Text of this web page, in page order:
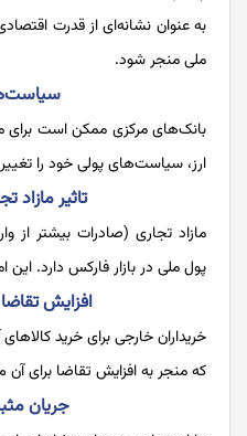
به عنوان نشانه‌ای از قدرت
ملی منجر شود.
بانک‌های مرکزی ممکن است برای
ارز، سیاست‌های پولی خود را
تاثیر مازاد
مازاد تجاری (صادرات بیشتر از
پول ملی در بازار فارکس دارد.
افزایش
خریداران خارجی برای خرید
که منجر به افزایش تقاضا برای
جریان